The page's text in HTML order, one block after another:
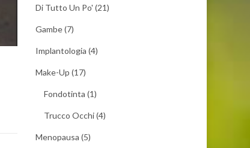
Di Tutto Un Po' (21)
Gambe(7)
Implantologia (4)
Make-Up (17)
Fondotinta (1)
Trucco Occhi(4)
Menopausa (5)